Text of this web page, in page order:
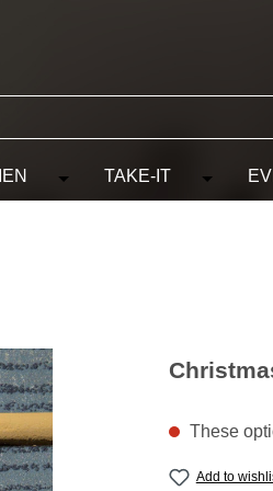
category KÜNSTLER
the dropdown menu from the
Open or close the
TAKE-IT Open or
These
Add to